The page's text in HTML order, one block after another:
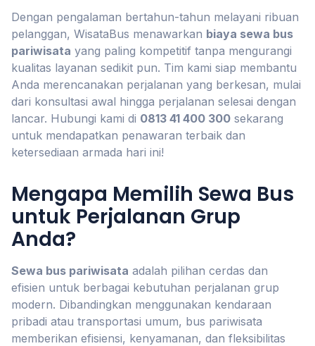
Dengan pengalaman bertahun-tahun melayani ribuan
pelanggan, WisataBus menawarkan biaya sewa bus
pariwisata yang paling kompetitif tanpa mengurangi
kualitas layanan sedikit pun. Tim kami siap membantu
Anda merencanakan perjalanan yang berkesan, mulai
dari konsultasi awal hingga perjalanan selesai dengan
lancar. Hubungi kami di 0813 41 400 300 sekarang
untuk mendapatkan penawaran terbaik dan
ketersediaan armada hari ini!
Mengapa Memilih Sewa Bus
untuk Perjalanan Grup
Anda?
Sewa bus pariwisata adalah pilihan cerdas dan
efisien untuk berbagai kebutuhan perjalanan grup
modern. Dibandingkan menggunakan kendaraan
pribadi atau transportasi umum, bus pariwisata
memberikan efisiensi, kenyamanan, dan fleksibilitas